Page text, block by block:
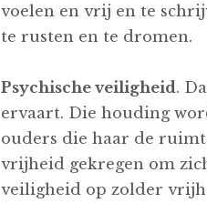
voelen en vrij en te
te rusten en te dromen.
Psychische veiligheid.
ervaart. Die houding
ouders die haar de
vrijheid gekregen om
veiligheid op zolder